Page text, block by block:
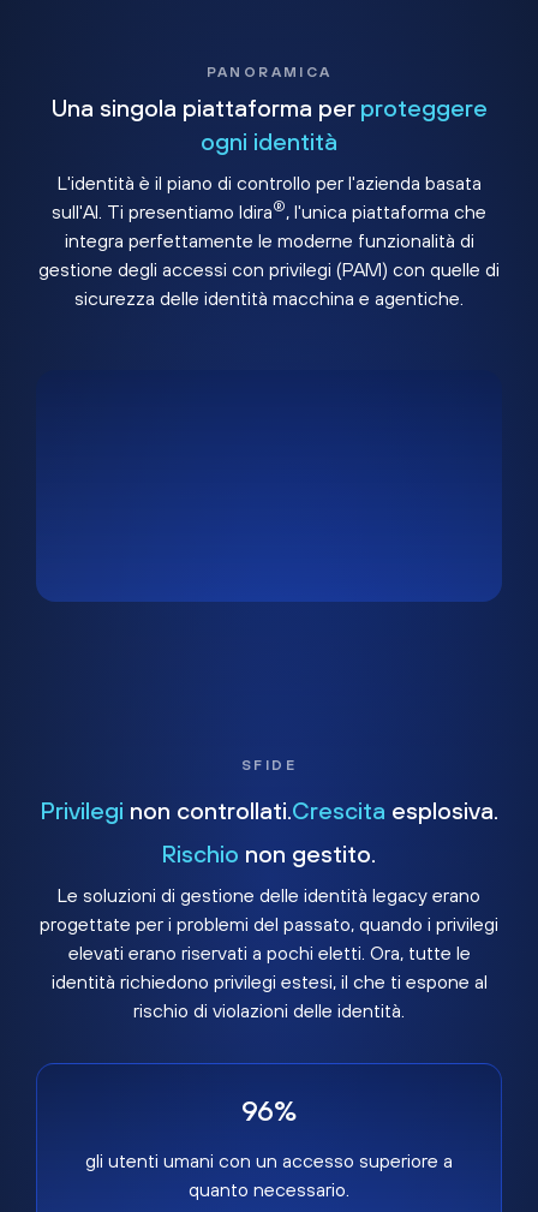
PANORAMICA
Una singola piattaforma per proteggere
ogni identità
L'identità è il piano di controllo per l'azienda basata
sull'AI. Ti presentiamo Idira®, l'unica piattaforma che
integra perfettamente le moderne funzionalità di
gestione degli accessi con privilegi (PAM) con quelle di
sicurezza delle identità macchina e agentiche.
SFIDE
Privilegi non controllati. Crescita esplosiva.
Rischio non gestito.
Le soluzioni di gestione delle identità legacy erano
progettate per i problemi del passato, quando i privilegi
elevati erano riservati a pochi eletti. Ora, tutte le
identità richiedono privilegi estesi, il che ti espone al
rischio di violazioni delle identità.
96%
gli utenti umani con un accesso superiore a
quanto necessario.